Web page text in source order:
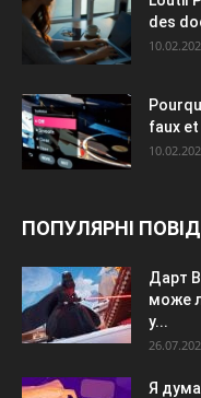
des
faux
ПОПУЛЯРНІ
Дарт
може
у...
Я